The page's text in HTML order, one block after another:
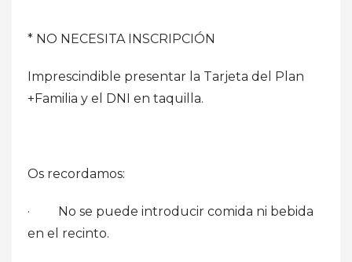
* NO NECESITA INSCRIPCIÓN
Imprescindible presentar la Tarjeta del Plan
+Familia y el DNI en taquilla.
Os recordamos:
· No se puede introducir comida ni bebida
en el recinto.